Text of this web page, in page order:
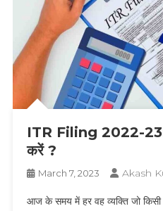
ITR Filing 2022-
करें ?
March 7, 2023 Akash
आज के समय में हर वह व्यक्ति जो